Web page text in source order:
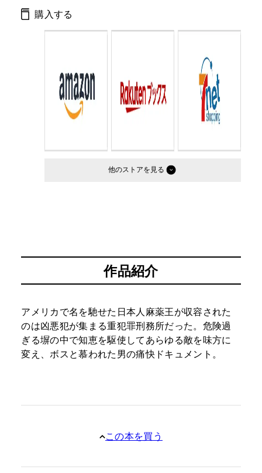
ISBN： 9784344418820
判型：
購入する
他のストア
作品紹介
アメリカで名を馳せた日本人麻薬王が収容された
のは凶悪犯が集まる重犯罪刑務所だった。危険過
ぎる塀の中で知恵を駆使してあらゆる敵を味方に
変え、ボスと慕われた男の痛快ドキュメント。
この本を買う